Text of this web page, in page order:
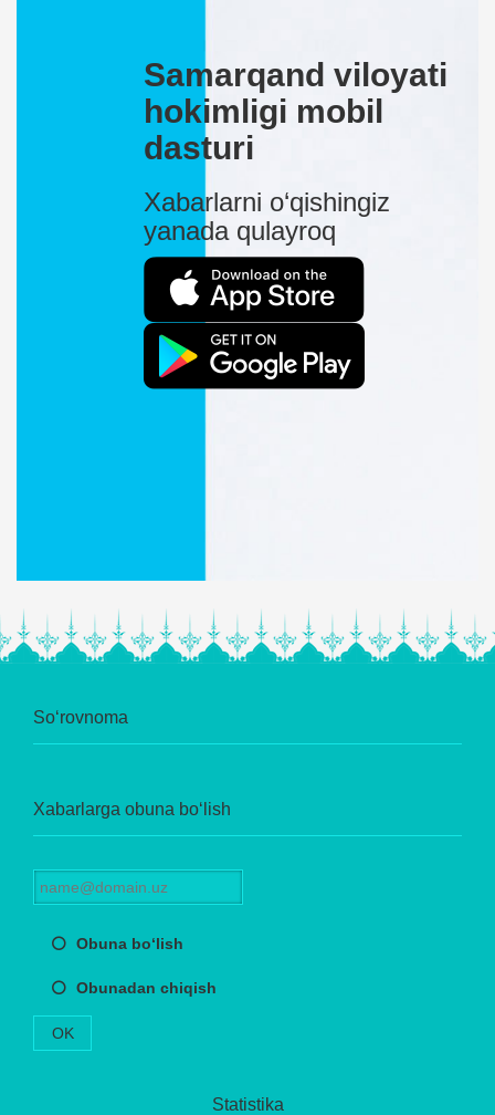
Samarqand viloyati
hokimligi mobil
dasturi
Xabarlarni o‘qishingiz
yanada qulayroq
So‘rovnoma
Xabarlarga obuna bo‘lish
Obuna bo‘lish
Obunadan chiqish
OK
Statistika